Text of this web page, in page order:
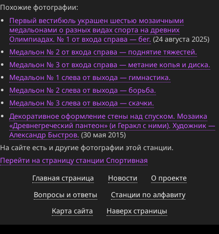
Похожие фотографии:
Первый вестибюль украшен шестью мозаичными
медальонами о разных видах спорта на древних
Олимпиадах. № 1 от входа справа — бег. (24 августа 2025)
Медальон № 2 от входа справа — поднятие тяжестей.
Медальон № 3 от входа справа — метание копья и диска.
Медальон № 1 слева от выхода — гимнастика.
Медальон № 2 слева от выхода — борьба.
Медальон № 3 слева от выхода — скачки.
Декоративное оформление стены над спуском. Мозаика
«Древнегреческий пантеон» (и Геракл с ними). Художник —
Александр Быстров. (30 мая 2015)
На сайте есть и другие фотографии этой станции.
Перейти на страницу станции Спортивная
Главная страница
Новости
О проекте
Вопросы и ответы
Станции по алфавиту
Карта сайта
Наверх страницы